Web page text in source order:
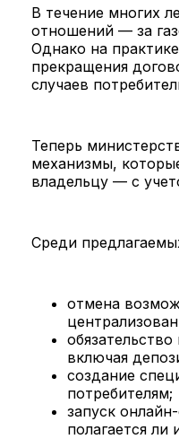
В течение многих
отношений — за
Однако на
прекращения
случаев
Теперь
механизмы,
владельцу — с
Среди
отмена
включая
создание
потребителям;
запуск
полагается ли